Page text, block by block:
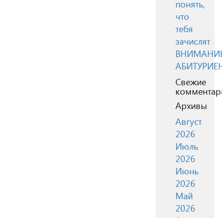
понять,
что
тебя
зачислят
Свежие
Архивы
Август
2026
Июль
2026
Июнь
2026
Май
2026